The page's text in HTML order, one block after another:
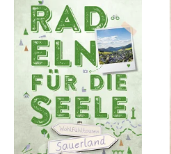
Sauerland. Radeln für
die Seele
mehr Infos …